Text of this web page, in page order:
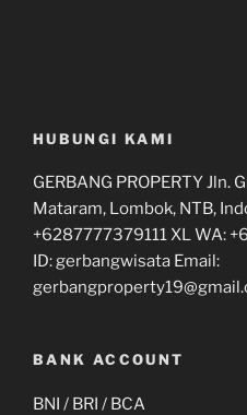
HUBUNGI KAMI
GERBANG PROPERTY Jln.
Mataram, Lombok, NTB,
+6287777379111 XL WA:
ID: gerbangwisata Email:
BANK ACCOUNT
BNI / BRI / BCA